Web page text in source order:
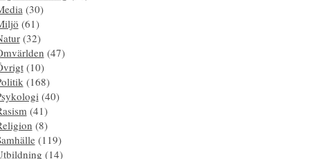
(30)
(61)
(32)
(47)
(10)
(168)
(40)
(41)
(8)
(119)
(14)